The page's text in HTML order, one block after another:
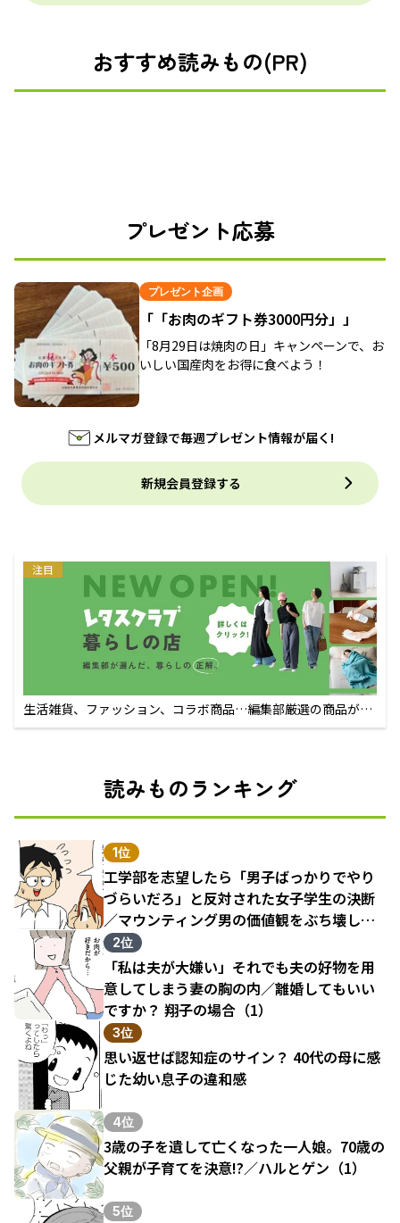
おすすめ読みもの(PR)
プレゼント応募
プレゼント企画
「「お肉のギフト券3000円分」」
「8月29日は焼肉の日」キャンペーンで、お
いしい国産肉をお得に食べよう！
メルマガ登録で毎週プレゼント情報が届く!
新規会員登録する
注目
生活雑貨、ファッション、コラボ商品…編集部厳選の商品が買
えるECサイト
読みものランキング
1位
工学部を志望したら「男子ばっかりでやり
づらいだろ」と反対された女子学生の決断
／マウンティング男の価値観をぶち壊した
結果（1）
2位
「私は夫が大嫌い」それでも夫の好物を用
意してしまう妻の胸の内／離婚してもいい
ですか？ 翔子の場合（1）
3位
思い返せば認知症のサイン？ 40代の母に感
じた幼い息子の違和感
4位
3歳の子を遺して亡くなった一人娘。70歳の
父親が子育てを決意!?／ハルとゲン（1）
5位